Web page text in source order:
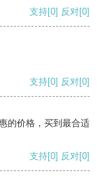
支持[0] 反对[0]
支持[0] 反对[0]
的价格，买到最合适
支持[0] 反对[0]